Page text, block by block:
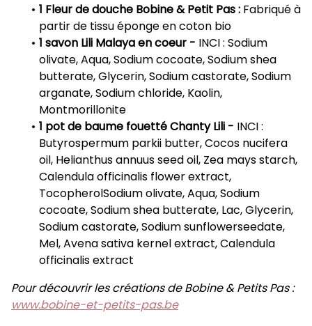
1 Fleur de douche Bobine & Petit Pas : Fabriqué à
partir de tissu éponge en coton bio
1 savon Lili Malaya en coeur - INCI : Sodium
olivate, Aqua, Sodium cocoate, Sodium shea
butterate, Glycerin, Sodium castorate, Sodium
arganate, Sodium chloride, Kaolin,
Montmorillonite
1 pot de baume fouetté Chanty Lili - INCI :
Butyrospermum parkii butter, Cocos nucifera
oil, Helianthus annuus seed oil, Zea mays starch,
Calendula officinalis flower extract,
TocopherolSodium olivate, Aqua, Sodium
cocoate, Sodium shea butterate, Lac, Glycerin,
Sodium castorate, Sodium sunflowerseedate,
Mel, Avena sativa kernel extract, Calendula
officinalis extract
Pour découvrir les créations de Bobine & Petits Pas :
www.bobine-et-petits-pas.be